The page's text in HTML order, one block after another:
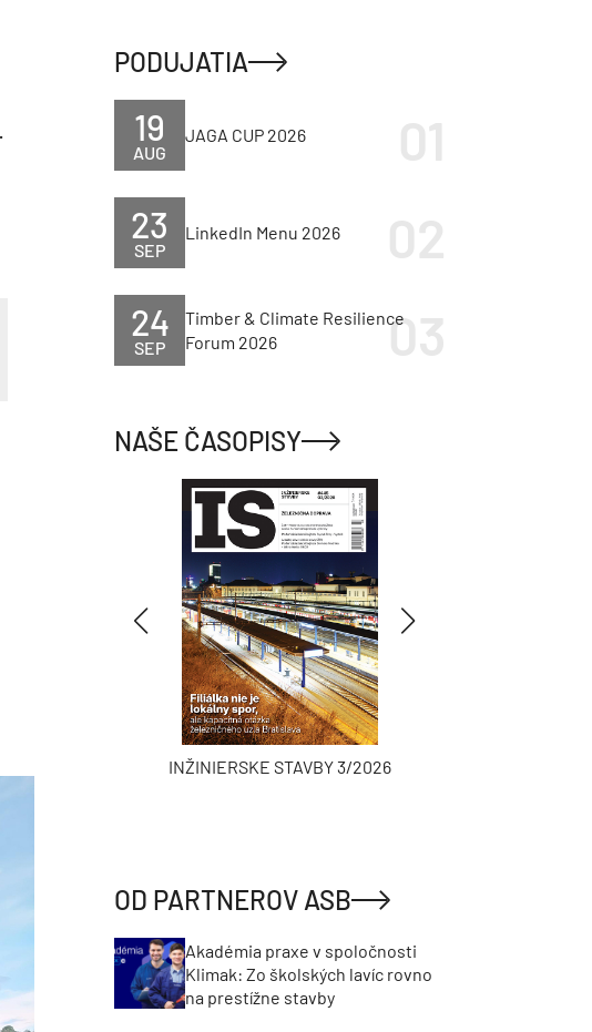
PODUJATIA
AUG
19 JAGA CUP 2026
SEP
23 LinkedIn Menu 2026
SEP
24
Timber & Climate Resilience
Forum 2026
NAŠE ČASOPISY
INŽINIERSKE STAVBY 3/2026
OD PARTNEROV ASB
Akadémia praxe v spoločnosti
Klimak: Zo školských lavíc rovno
na prestížne stavby